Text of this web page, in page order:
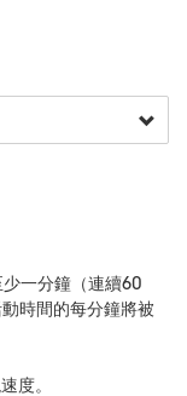
一分鐘（連續60
時間的每分鐘將被
度。